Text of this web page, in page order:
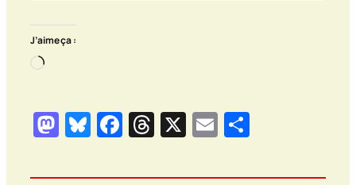
J’aime ça :
Chargement…
Mastodon
Bluesky
Facebook
Threads
X Email